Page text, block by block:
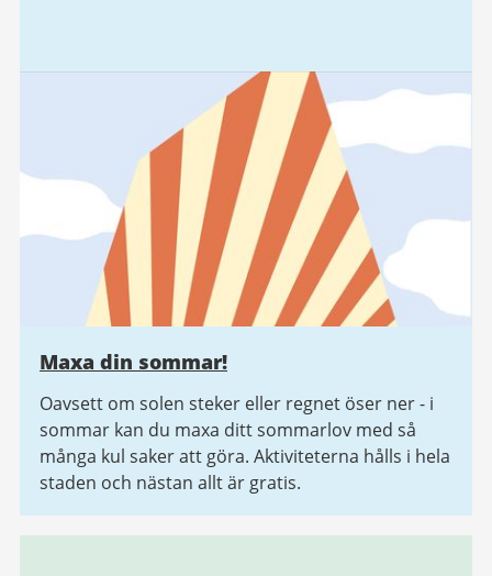
Maxa din sommar!
Oavsett om solen steker eller regnet öser ner - i
sommar kan du maxa ditt sommarlov med så
många kul saker att göra. Aktiviteterna hålls i hela
staden och nästan allt är gratis.